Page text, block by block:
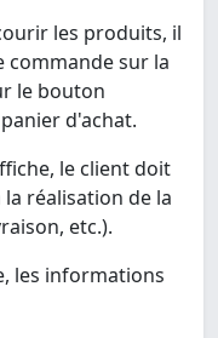
les produits, il
commande sur la
le bouton
d'achat.
le client doit
réalisation de la
etc.).
les informations